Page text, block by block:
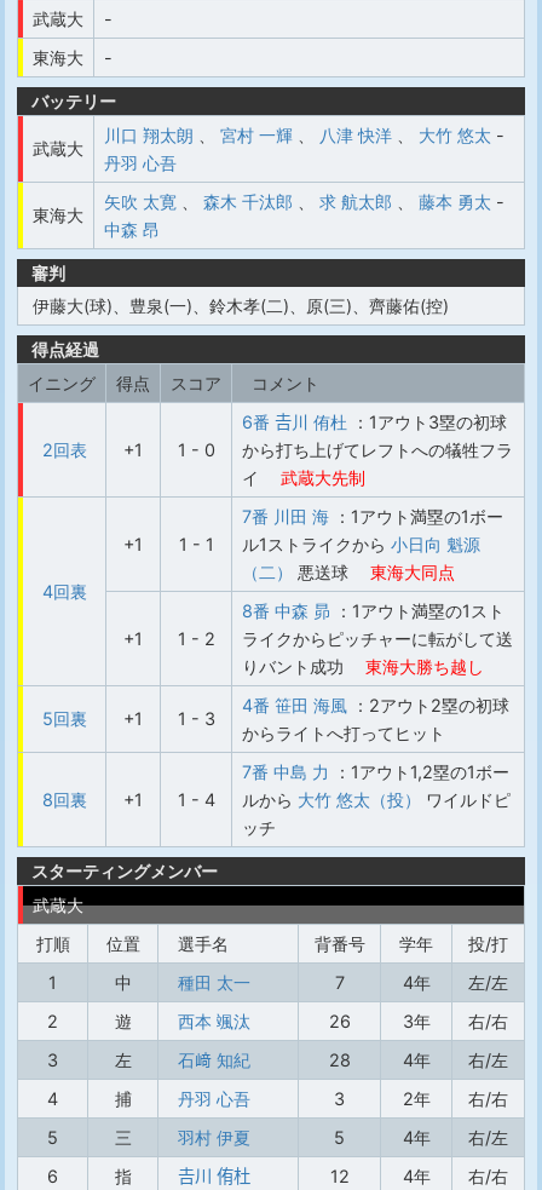
武蔵大
-
東海大
-
バッテリー
武蔵大
川口 翔太朗 宮村 一輝 八津 快洋 大竹 悠太 -
丹羽 心吾
東海大
矢吹 太寛 森木 千汰郎 求 航太郎 藤本 勇太 -
中森 昂
審判
伊藤大(球)、豊泉(一)、鈴木孝(二)、原(三)、齊藤佑(控)
得点経過
イニング
得点 スコア コメント
2回表 +1 1 - 0
6番 𠮷川 侑杜 ：1アウト3塁の初球
から打ち上げてレフトへの犠牲フラ
イ
武蔵大先制
4回裏
+1 1 - 1
7番 川田 海 ：1アウト満塁の1ボー
ル1ストライクから 小日向 魁源
（二）
悪送球 東海大同点
+1 1 - 2
8番 中森 昴 ：1アウト満塁の1スト
ライクからピッチャーに転がして送
りバント成功
東海大勝ち越し
5回裏 +1 1 - 3
4番 笹田 海風 ：2アウト2塁の初球
からライトへ打ってヒット
8回裏 +1 1 - 4
7番 中島 力
：1アウト1,2塁の1ボー
ルから 大竹 悠太（投）
ワイルドピ
ッチ
スターティングメンバー
武蔵大
打順
位置 選手名 背番号 学年
投/打
1
中 種田 太一 7 4年
左/左
2
遊 西本 颯汰 26 3年
右/右
3
左 石﨑 知紀 28 4年
右/左
4
捕 丹羽 心吾 3 2年
右/右
5
三 羽村 伊夏 5 4年
右/左
6
指 𠮷川 侑杜 12 4年
右/右